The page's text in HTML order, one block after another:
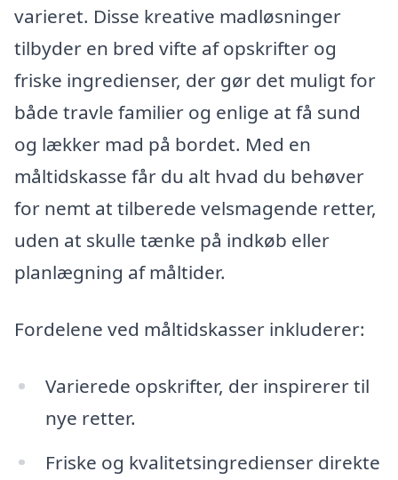
varieret. Disse kreative madløsninger
tilbyder en bred vifte af opskrifter og
friske ingredienser, der gør det muligt for
både travle familier og enlige at få sund
og lækker mad på bordet. Med en
måltidskasse får du alt hvad du behøver
for nemt at tilberede velsmagende retter,
uden at skulle tænke på indkøb eller
planlægning af måltider.
Fordelene ved måltidskasser inkluderer:
Varierede opskrifter, der inspirerer til
nye retter.
Friske og kvalitetsingredienser direkte